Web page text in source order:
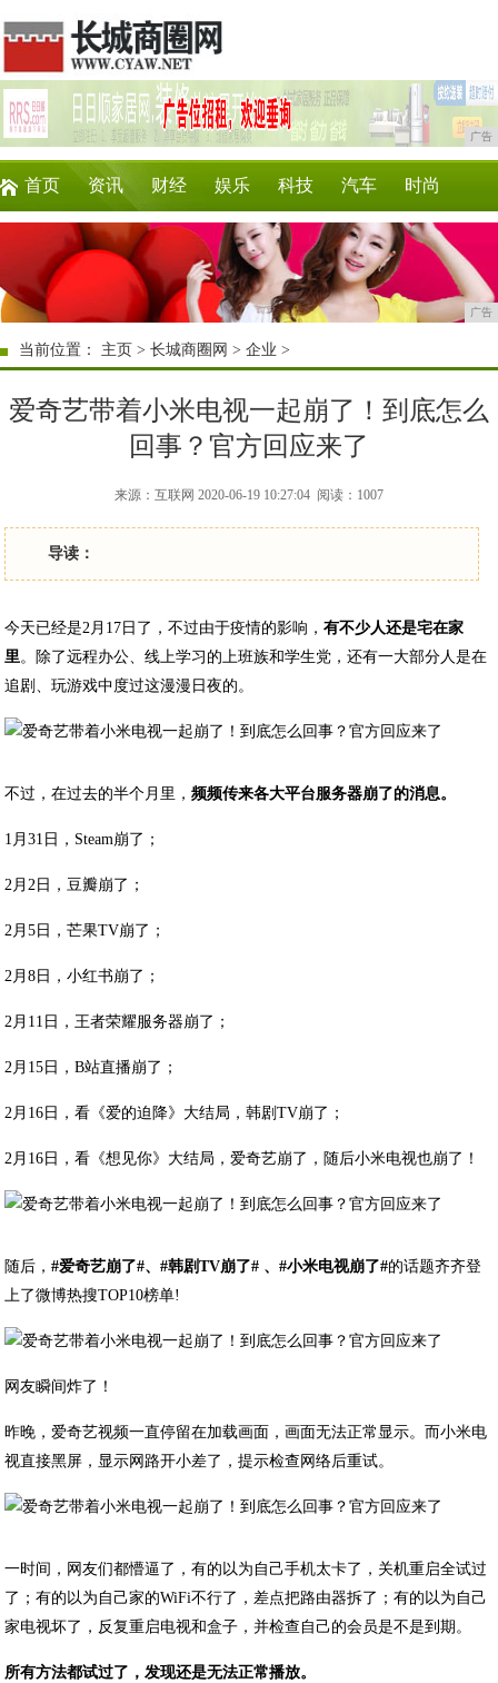
广告
首页 资讯 财经 娱乐 科技 汽车 时尚
游戏 美食 商讯 消费 购物
广告
当前位置： 主页 >长城商圈网 >企业 >
爱奇艺带着小米电视一起崩了！到底怎么
回事？官方回应来了
来源：互联网 2020-06-19 10:27:04 阅读：1007
导读：
今天已经是2月17日了，不过由于疫情的影响，有不少人还是宅在家
里。除了远程办公、线上学习的上班族和学生党，还有一大部分人是在
追剧、玩游戏中度过这漫漫日夜的。
​不过，在过去的半个月里，频频传来各大平台服务器崩了的消息。
1月31日，Steam崩了；
2月2日，豆瓣崩了；
2月5日，芒果TV崩了；
2月8日，小红书崩了；
2月11日，王者荣耀服务器崩了；
2月15日，B站直播崩了；
2月16日，看《爱的迫降》大结局，韩剧TV崩了；
2月16日，看《想见你》大结局，爱奇艺崩了，随后小米电视也崩了！
​随后，#爱奇艺崩了#、#韩剧TV崩了# 、#小米电视崩了#的话题齐齐登
上了微博热搜TOP10榜单!
​网友瞬间炸了！
昨晚，爱奇艺视频一直停留在加载画面，画面无法正常显示。而小米电
视直接黑屏，显示网路开小差了，提示检查网络后重试。
​一时间，网友们都懵逼了，有的以为自己手机太卡了，关机重启全试过
了；有的以为自己家的WiFi不行了，差点把路由器拆了；有的以为自己
家电视坏了，反复重启电视和盒子，并检查自己的会员是不是到期。
所有方法都试过了，发现还是无法正常播放。